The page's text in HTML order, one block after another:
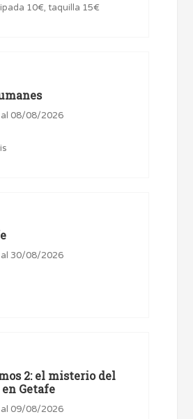
10€, taquilla 15€
08/08/2026
30/08/2026
2: el misterio del
Getafe
09/08/2026